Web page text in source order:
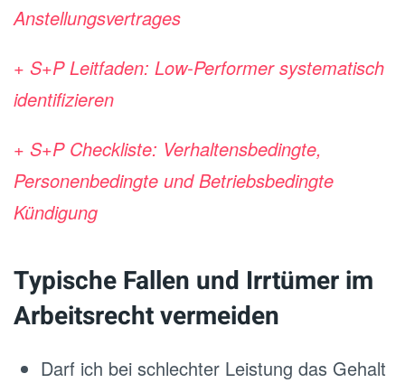
Anstellungsvertrages
+ S+P Leitfaden: Low-Performer systematisch
identifizieren
+ S+P Checkliste: Verhaltensbedingte,
Personenbedingte und Betriebsbedingte
Kündigung
Typische Fallen und Irrtümer im
Arbeitsrecht vermeiden
Darf ich bei schlechter Leistung das Gehalt